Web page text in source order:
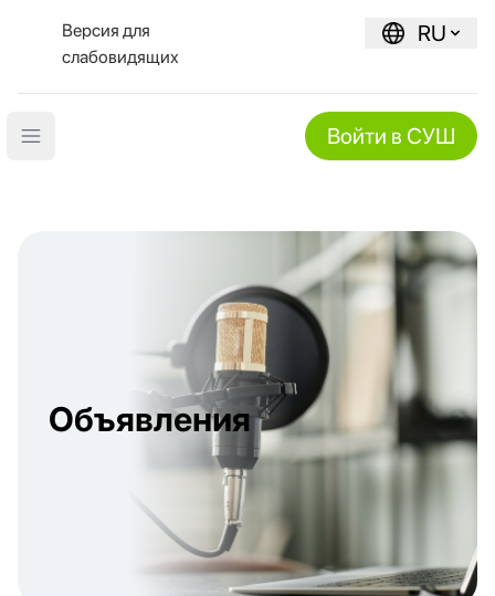
Версия для
слабовидящих
RU
Open main menu Войти в СУШ
Объявления